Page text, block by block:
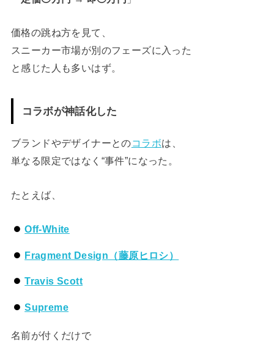
価格の跳ね方を見て、
スニーカー市場が別のフェーズに入った
と感じた人も多いはず。
コラボが神話化した
ブランドやデザイナーとのコラボは、
単なる限定ではなく“事件”になった。
たとえば、
Off-White
Fragment Design（藤原ヒロシ）
Travis Scott
Supreme
名前が付くだけで